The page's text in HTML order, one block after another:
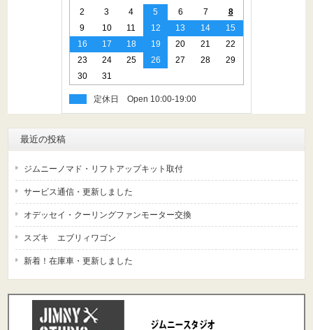
2
3 4 5 6 7
8
9
10 11 12 13 14
15
16
17 18 19 20 21
22
23
24 25 26 27 28
29
30
31
定休日
最近の投稿
ジムニーノマド・リフトアップキット取付
サービス通信・更新しました
オデッセイ・クーリングファンモーター交換
スズキ エブリィワゴン
新着！在庫車・更新しました